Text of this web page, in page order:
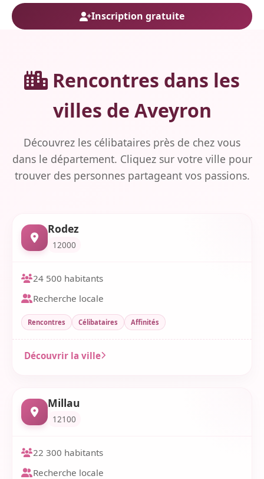
Inscription gratuite
Rencontres dans les
villes de Aveyron
Découvrez les célibataires près de chez vous
dans le département. Cliquez sur votre ville pour
trouver des personnes partageant vos passions.
Rodez
12000
24 500 habitants
Recherche locale
Rencontres Célibataires Affinités
Découvrir la ville
Millau
12100
22 300 habitants
Recherche locale